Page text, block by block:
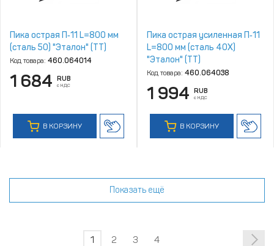
Пика острая П‑11 L=800 мм
(сталь 50) "Эталон" (ТТ)
Код товара: 460.064014
1 684 RUB
с НДС
В КОРЗИНУ
Пика острая усиленная П‑11
L=800 мм (сталь 40Х)
"Эталон" (ТТ)
Код товара: 460.064038
1 994 RUB
с НДС
В КОРЗИНУ
Показать ещё
1 2 3 4